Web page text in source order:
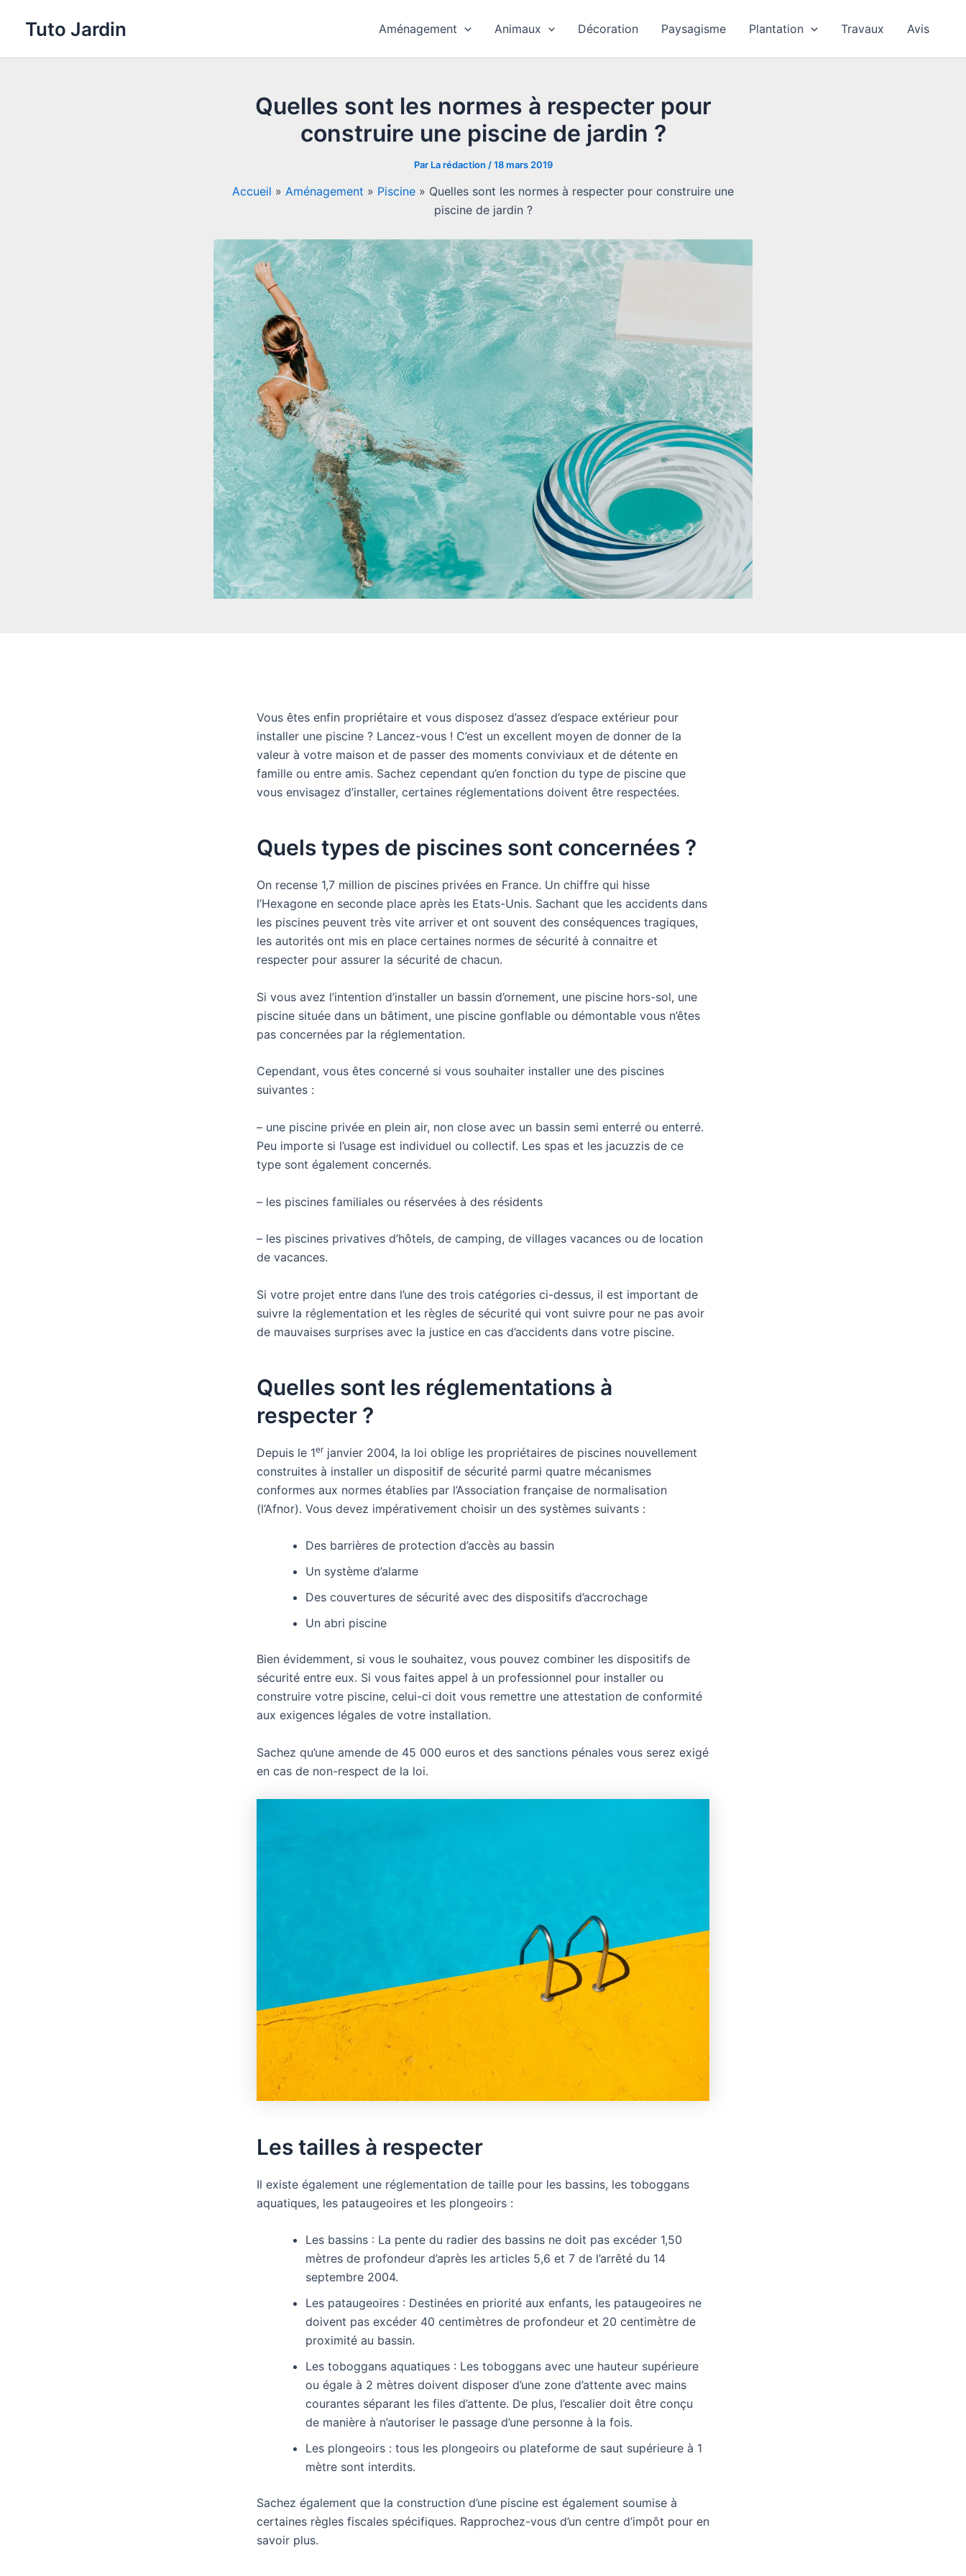
Tuto Jardin Aménagement Animaux Décoration Paysagisme Plantation Travaux Avis
Quelles sont les normes à respecter pour
construire une piscine de jardin ?
Par La rédaction /18 mars 2019
Accueil » Aménagement » Piscine » Quelles sont les normes à respecter pour construire une
piscine de jardin ?
Vous êtes enfin propriétaire et vous disposez d’assez d’espace extérieur pour
installer une piscine ? Lancez-vous ! C’est un excellent moyen de donner de la
valeur à votre maison et de passer des moments conviviaux et de détente en
famille ou entre amis. Sachez cependant qu’en fonction du type de piscine que
vous envisagez d’installer, certaines réglementations doivent être respectées.
Quels types de piscines sont concernées ?
On recense 1,7 million de piscines privées en France. Un chiffre qui hisse
l’Hexagone en seconde place après les Etats-Unis. Sachant que les accidents dans
les piscines peuvent très vite arriver et ont souvent des conséquences tragiques,
les autorités ont mis en place certaines normes de sécurité à connaitre et
respecter pour assurer la sécurité de chacun.
Si vous avez l’intention d’installer un bassin d’ornement, une piscine hors-sol, une
piscine située dans un bâtiment, une piscine gonflable ou démontable vous n’êtes
pas concernées par la réglementation.
Cependant, vous êtes concerné si vous souhaiter installer une des piscines
suivantes :
– une piscine privée en plein air, non close avec un bassin semi enterré ou enterré.
Peu importe si l’usage est individuel ou collectif. Les spas et les jacuzzis de ce
type sont également concernés.
– les piscines familiales ou réservées à des résidents
– les piscines privatives d’hôtels, de camping, de villages vacances ou de location
de vacances.
Si votre projet entre dans l’une des trois catégories ci-dessus, il est important de
suivre la réglementation et les règles de sécurité qui vont suivre pour ne pas avoir
de mauvaises surprises avec la justice en cas d’accidents dans votre piscine.
Quelles sont les réglementations à
respecter ?
Depuis le 1erjanvier 2004, la loi oblige les propriétaires de piscines nouvellement
construites à installer un dispositif de sécurité parmi quatre mécanismes
conformes aux normes établies par l’Association française de normalisation
(l’Afnor). Vous devez impérativement choisir un des systèmes suivants :
Des barrières de protection d’accès au bassin
Un système d’alarme
Des couvertures de sécurité avec des dispositifs d’accrochage
Un abri piscine
Bien évidemment, si vous le souhaitez, vous pouvez combiner les dispositifs de
sécurité entre eux. Si vous faites appel à un professionnel pour installer ou
construire votre piscine, celui-ci doit vous remettre une attestation de conformité
aux exigences légales de votre installation.
Sachez qu’une amende de 45 000 euros et des sanctions pénales vous serez exigé
en cas de non-respect de la loi.
Les tailles à respecter
Il existe également une réglementation de taille pour les bassins, les toboggans
aquatiques, les pataugeoires et les plongeoirs :
Les bassins : La pente du radier des bassins ne doit pas excéder 1,50
mètres de profondeur d’après les articles 5,6 et 7 de l’arrêté du 14
septembre 2004.
Les pataugeoires : Destinées en priorité aux enfants, les pataugeoires ne
doivent pas excéder 40 centimètres de profondeur et 20 centimètre de
proximité au bassin.
Les toboggans aquatiques : Les toboggans avec une hauteur supérieure
ou égale à 2 mètres doivent disposer d’une zone d’attente avec mains
courantes séparant les files d’attente. De plus, l’escalier doit être conçu
de manière à n’autoriser le passage d’une personne à la fois.
Les plongeoirs : tous les plongeoirs ou plateforme de saut supérieure à 1
mètre sont interdits.
Sachez également que la construction d’une piscine est également soumise à
certaines règles fiscales spécifiques. Rapprochez-vous d’un centre d’impôt pour en
savoir plus.